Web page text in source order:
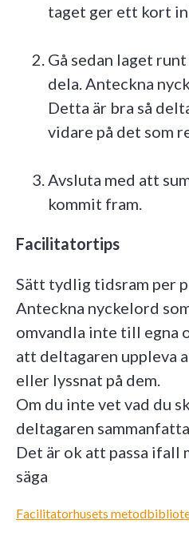
taget ger ett kort
Gå sedan laget
dela. Anteckna
Detta är bra så
vidare på det som
Avsluta med att
kommit fram.
Facilitatortips
Sätt tydlig tidsram per
Anteckna nyckelord
omvandla inte till egna
att deltagaren uppleva
eller lyssnat på dem.
Om du inte vet vad du
deltagaren
Det är ok att passa ifall
säga
Facilitatorhusets